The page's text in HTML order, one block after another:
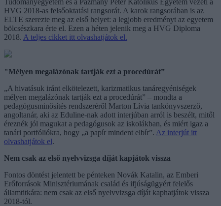
HVG 2018-as felsőoktatási rangsorát. A karok rangsorában is az
ELTE szerezte meg az első helyet: a legjobb eredményt az egyetem
bölcsészkara érte el. Ezen a héten jelenik meg a HVG Diploma
2018. A teljes cikket itt olvashatjátok el.
"Mélyen megalázónak tartják ezt a procedúrát”
„A hivatásuk iránt elkötelezett, karizmatikus tanáregyéniségek
mélyen megalázónak tartják ezt a procedúrát” – mondta a
pedagógusminősítés rendszeréről Marton Lívia tankönyvszerző,
angoltanár, aki az Eduline-nak adott interjúban arról is beszélt, mitől
éreznék jól magukat a pedagógusok az iskolákban, és miért igaz a
tanári portfóliókra, hogy „a papír mindent elbír”. Az interjút itt
olvashatjátok el.
Nem csak az első nyelvvizsga díját kapjátok vissza
Fontos döntést jelentett be pénteken Novák Katalin, az Emberi
Erőforrások Minisztériumának család és ifjúságügyért felelős
államtitkára: nem csak az első nyelvvizsga díját kaphatjátok vissza
2018-tól.